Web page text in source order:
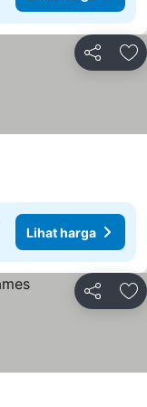
Bagikan
Lihat harga
Bagikan